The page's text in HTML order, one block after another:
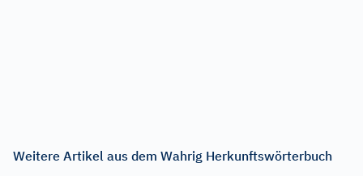
Weitere Artikel aus dem Wahrig Herkunftswörterbuch